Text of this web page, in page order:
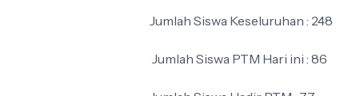
Jumlah Siswa Keseluruhan : 248
Jumlah Siswa PTM Hari ini : 86